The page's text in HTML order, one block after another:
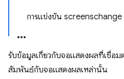
การแข่งขัน screenschange
รับข้อมูลเกี่ยวกับจอแสดงผลที่เชื่อม
สัมพันธ์กับจอแสดงผลเหล่านั้น